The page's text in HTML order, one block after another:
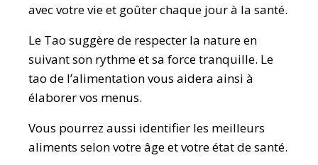
avec votre vie et goûter chaque jour à la santé.
Le Tao suggère de respecter la nature en
suivant son rythme et sa force tranquille. Le
tao de l’alimentation vous aidera ainsi à
élaborer vos menus.
Vous pourrez aussi identifier les meilleurs
aliments selon votre âge et votre état de santé.